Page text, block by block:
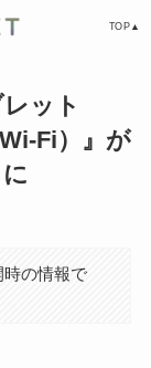
TOP▲
ット
Fi）』が
時の情報で